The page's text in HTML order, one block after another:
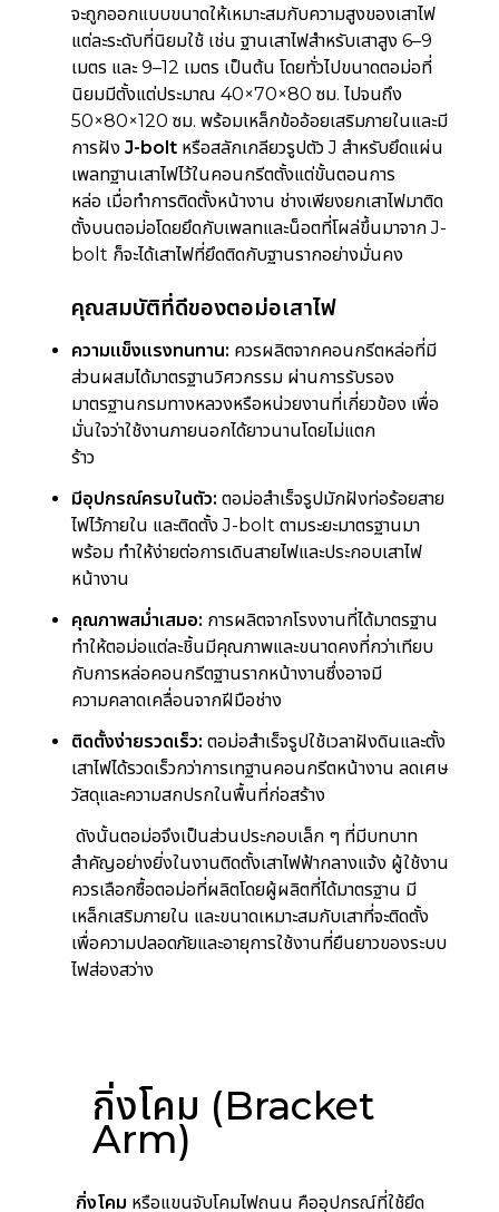
จะถูกออกแบบขนาดให้เหมาะสมกับความสูงของเสาไฟ
แต่ละระดับที่นิยมใช้ เช่น ฐานเสาไฟสำหรับเสาสูง 6–9
เมตร และ 9–12 เมตร เป็นต้น โดยทั่วไปขนาดตอม่อที่
นิยมมีตั้งแต่ประมาณ 40×70×80 ซม. ไปจนถึง
50×80×120 ซม. พร้อมเหล็กข้ออ้อยเสริมภายในและมี
การฝัง J-bolt หรือสลักเกลียวรูปตัว J สำหรับยึดแผ่น
เพลทฐานเสาไฟไว้ในคอนกรีตตั้งแต่ขั้นตอนการ
หล่อ เมื่อทำการติดตั้งหน้างาน ช่างเพียงยกเสาไฟมาติด
ตั้งบนตอม่อโดยยึดกับเพลทและน็อตที่โผล่ขึ้นมาจาก J-
bolt ก็จะได้เสาไฟที่ยึดติดกับฐานรากอย่างมั่นคง
คุณสมบัติที่ดีของตอม่อเสาไฟ
ความแข็งแรงทนทาน: ควรผลิตจากคอนกรีตหล่อที่มี
ส่วนผสมได้มาตรฐานวิศวกรรม ผ่านการรับรอง
มาตรฐานกรมทางหลวงหรือหน่วยงานที่เกี่ยวข้อง เพื่อ
มั่นใจว่าใช้งานภายนอกได้ยาวนานโดยไม่แตก
ร้าว
มีอุปกรณ์ครบในตัว: ตอม่อสำเร็จรูปมักฝังท่อร้อยสาย
ไฟไว้ภายใน และติดตั้ง J-bolt ตามระยะมาตรฐานมา
พร้อม ทำให้ง่ายต่อการเดินสายไฟและประกอบเสาไฟ
หน้างาน
คุณภาพสม่ำเสมอ: การผลิตจากโรงงานที่ได้มาตรฐาน
ทำให้ตอม่อแต่ละชิ้นมีคุณภาพและขนาดคงที่กว่าเทียบ
กับการหล่อคอนกรีตฐานรากหน้างานซึ่งอาจมี
ความคลาดเคลื่อนจากฝีมือช่าง
ติดตั้งง่ายรวดเร็ว: ตอม่อสำเร็จรูปใช้เวลาฝังดินและตั้ง
เสาไฟได้รวดเร็วกว่าการเทฐานคอนกรีตหน้างาน ลดเศษ
วัสดุและความสกปรกในพื้นที่ก่อสร้าง
ดังนั้นตอม่อจึงเป็นส่วนประกอบเล็ก ๆ ที่มีบทบาท
สำคัญอย่างยิ่งในงานติดตั้งเสาไฟฟ้ากลางแจ้ง ผู้ใช้งาน
ควรเลือกซื้อตอม่อที่ผลิตโดยผู้ผลิตที่ได้มาตรฐาน มี
เหล็กเสริมภายใน และขนาดเหมาะสมกับเสาที่จะติดตั้ง
เพื่อความปลอดภัยและอายุการใช้งานที่ยืนยาวของระบบ
ไฟส่องสว่าง
กิ่งโคม (Bracket
Arm)
กิ่งโคม หรือแขนจับโคมไฟถนน คืออุปกรณ์ที่ใช้ยึด